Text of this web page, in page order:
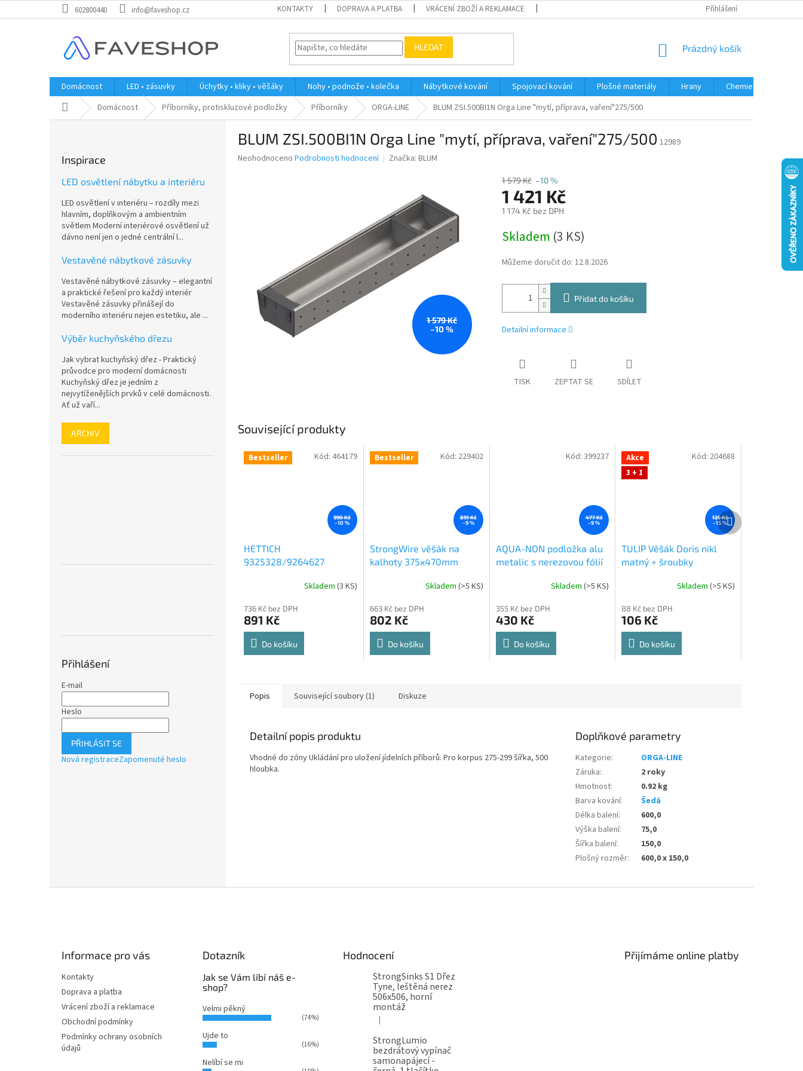
na
602800440 info@faveshop.cz KONTAKTY DOPRAVA A PLATBA VRÁCENÍ ZBOŽÍ A REKLAMACE PODMÍNKY OCHRANY OSOBNÍCH ÚDAJŮ
Přihlášení
HLEDAT
NÁKUPNÍ
Prázdný košík
Domácnost LED • zásuvky Úchytky • kliky • věšáky Nohy • podnože • kolečka Nábytkové kování Spojovací kování Plošné materiály Hrany
Chemie • doplňky
Domů Domácnost Příborníky, protiskluzové podložky Příborníky ORGA-LINE BLUM ZSI.500BI1N Orga Line "mytí, příprava, vaření"275/500
Inspirace
LED osvětlení nábytku a interiéru
LED osvětlení v interiéru – rozdíly mezi
hlavním, doplňkovým a ambientním
světlem Moderní interiérové osvětlení už
dávno není jen o jedné centrální l...
Vestavěné nábytkové zásuvky
Vestavěné nábytkové zásuvky – elegantní
a praktické řešení pro každý interiér
Vestavěné zásuvky přinášejí do
moderního interiéru nejen estetiku, ale ...
Výběr kuchyňského dřezu
Jak vybrat kuchyňský dřez - Praktický
průvodce pro moderní domácnosti
Kuchyňský dřez je jedním z
nejvytíženějších prvků v celé domácnosti.
Ať už vaří...
ARCHIV
Přihlášení
E-mail
Heslo
PŘIHLÁSIT SE
Nová registraceZapomenuté heslo
BLUM ZSI.500BI1N Orga Line "mytí, příprava, vaření"275/500 12989
Průměrné
Neohodnoceno Podrobnosti hodnocení Značka: BLUM
1 579 Kč
–10 %
1 579 Kč –10 %
1 421 Kč
1 174 Kč bez DPH
cena:
Skladem (3 KS)
Můžeme doručit do: 12.8.2026
Přidat do košíku
Detailní informace
TISK ZEPTAT SE SDÍLET
Související produkty
Bestseller
990 Kč
–10 %
HETTICH
9325328/9264627
produktu
je
4,8
5
Skladem (3 KS)
736 Kč bez DPH
891 Kč
Do košíku
Kód: 464179 Bestseller
891 Kč
–9 %
StrongWire věšák na
kalhoty 375x470mm
produktu
je
4,8
5
Skladem (>5 KS)
663 Kč bez DPH
802 Kč
Do košíku
Kód: 229402
477 Kč
–9 %
AQUA-NON podložka alu
metalic s nerezovou fólií
produktu
je
4,6
5
Skladem(>5 KS)
355 Kč bez DPH
430 Kč
Do košíku
Kód:399237
Akce
3 + 1
125 Kč
–15 %
TULIP Věšák Doris nikl
matný + šroubky
produktu
je
5,0
5
Skladem(>5 KS)
88 Kč bez DPH
106 Kč
Do košíku
Kód: 204688
Další
produkt
Popis Související soubory (1) Diskuze
Detailní popis produktu
Vhodné do zóny Ukládání pro uložení jídelních příborů. Pro korpus 275-299 šířka, 500
hloubka.
Doplňkové parametry
Kategorie:
ORGA-LINE
Záruka:
2 roky
Hmotnost:
0.92 kg
Barva kování:
Šedá
Délka balení:
600,0
Výška balení:
75,0
Šířka balení:
150,0
Plošný rozměr: 600,0 x 150,0
Informace pro vás
Kontakty
Doprava a platba
Vrácení zboží a reklamace
Obchodní podmínky
Podmínky ochrany osobních
údajů
Dotazník
Jak se Vám líbí náš e-
shop?
Velmi pěkný
(74%)
Ujde to
(16%)
Nelíbí se mi
Hodnocení
StrongSinks S1 Dřez
Tyne, leštěná nerez
506x506, horní
montáž
Hodnocení produktu je 5 z 5 hvězdiček.
|
StrongLumio
bezdrátový vypínač
samonapájecí -
Přijímáme online platby